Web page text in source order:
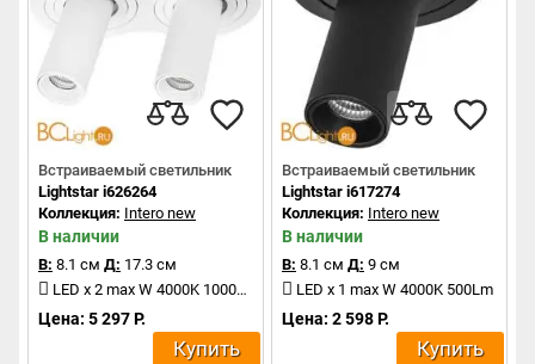
Встраиваемый светильник
Lightstar i626264
Коллекция: Intero new
В наличии
В: 8.1 см Д: 17.3 см
LED x 2 max W 4000K 1000Lm
Цена: 5 297 Р.
Купить
Встраиваемый светильник
Lightstar i617274
Коллекция: Intero new
В наличии
В: 8.1 см Д: 9 см
LED x 1 max W 4000K 500Lm
Цена: 2 598 Р.
Купить